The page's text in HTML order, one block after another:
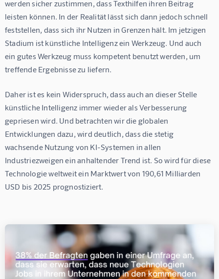
werden sicher zustimmen, dass Texthilfen ihren Beitrag
leisten können. In der Realität lässt sich dann jedoch schnell
feststellen, dass sich ihr Nutzen in Grenzen hält. Im jetzigen
Stadium ist künstliche Intelligenz ein Werkzeug. Und auch
ein gutes Werkzeug muss kompetent benutzt werden, um
treffende Ergebnisse zu liefern.
Daher ist es kein Widerspruch, dass auch an dieser Stelle
künstliche Intelligenz immer wieder als Verbesserung
gepriesen wird. Und betrachten wir die globalen
Entwicklungen dazu, wird deutlich, dass die stetig
wachsende Nutzung von KI-Systemen in allen
Industriezweigen ein anhaltender Trend ist. So wird für diese
Technologie weltweit ein Marktwert von 190,61 Milliarden
USD bis 2025 prognostiziert.